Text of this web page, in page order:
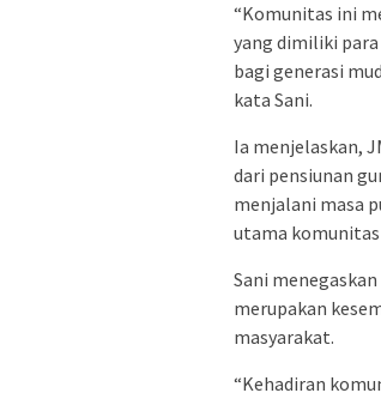
“Komunitas ini
yang dimiliki
bagi generasi
kata Sani.
Ia menjelaskan,
dari pensiunan
menjalani masa
utama
Sani
merupakan
masyarakat.
“Kehadiran